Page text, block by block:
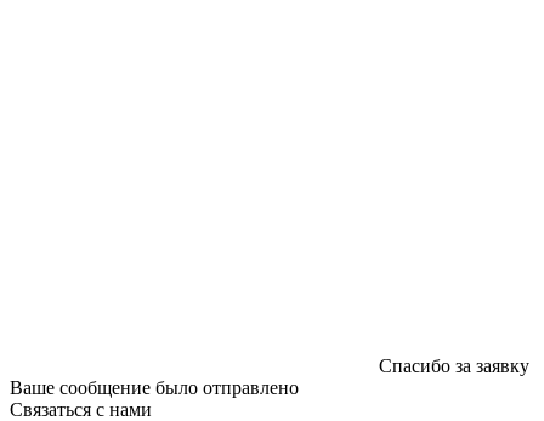
Спасибо за заявку
Ваше сообщение было отправлено
Связаться с нами